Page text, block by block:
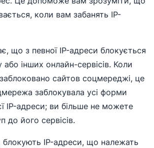
коли вам забанять IP-
що з певної IP-адреси блокується
інших онлайн-сервісів. Коли
сайтов соцмереджі, це
заблокувала усі форми
IP-адреси; ви більше не можете
до його сервісів.
блокують IP-адреси, що належать